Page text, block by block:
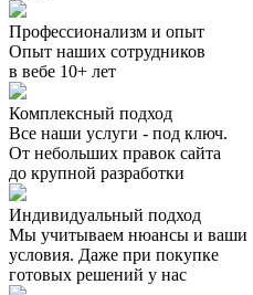
Профессионализм и опыт
Опыт наших сотрудников
в вебе 10+ лет
Комплексный подход
Все наши услуги - под ключ.
От небольших правок сайта
до крупной разработки
Индивидуальный подход
Мы учитываем нюансы и ваши
условия. Даже при покупке
готовых решений у нас